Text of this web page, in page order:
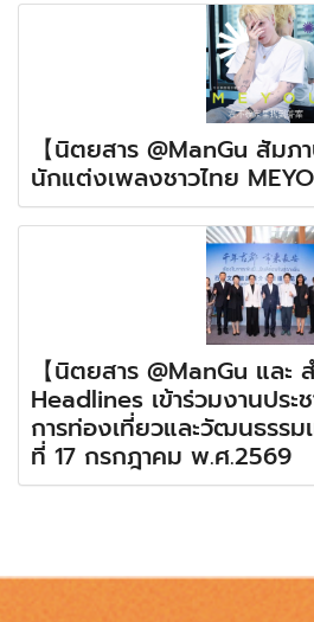
【นิตยสาร @ManGu สัม
นักแต่งเพลงชาวไทย
【นิตยสาร @ManGu และ
Headlines เข้าร่วมงานปร
การท่องเที่ยวและวัฒนธรรม
ที่ 17 กรกฎาคม พ.ศ.2569